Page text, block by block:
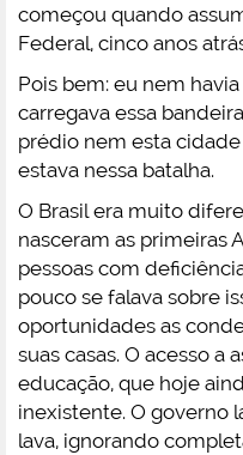
começou quando
Federal, cinco anos
Pois bem: eu nem
carregava essa
prédio nem esta
estava nessa batalha.
O Brasil era muito
nasceram as primeiras
pessoas com
pouco se falava sobre
oportunidades as
suas casas. O acesso a
educação, que hoje
inexistente. O governo
lava, ignorando